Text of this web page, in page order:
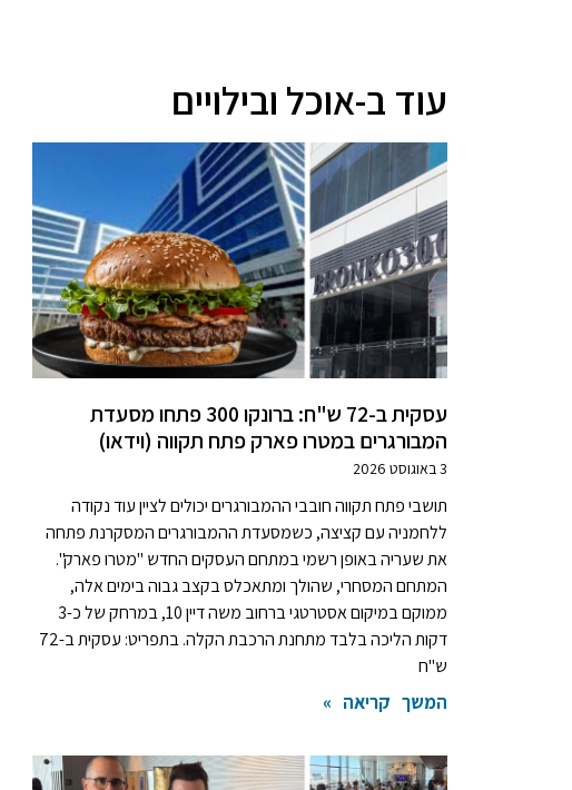
עוד ב-אוכל ובילויים
עסקית ב-72 ש"ח: ברונקו 300 פתחו מסעדת
המבורגרים במטרו פארק פתח תקווה (וידאו)
3 באוגוסט 2026
תושבי פתח תקווה חובבי ההמבורגרים יכולים לציין עוד נקודה
ללחמניה עם קציצה, כשמסעדת ההמבורגרים המסקרנת פתחה
את שעריה באופן רשמי במתחם העסקים החדש "מטרו פארק".
המתחם המסחרי, שהולך ומתאכלס בקצב גבוה בימים אלה,
ממוקם במיקום אסטרטגי ברחוב משה דיין 10, במרחק של כ-3
דקות הליכה בלבד מתחנת הרכבת הקלה. בתפריט: עסקית ב-72
ש"ח
המשך קריאה »